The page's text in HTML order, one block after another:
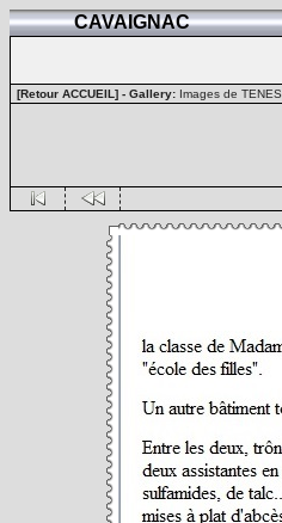
CAVAIGNAC
[Retour ACCUEIL] - Gallery: Images de TENES